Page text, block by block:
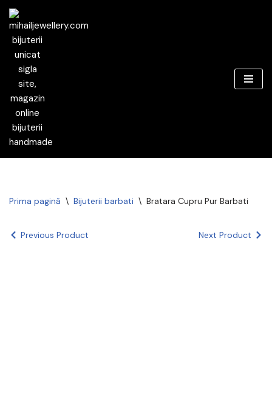
Prima pagină \ Bijuterii barbati \ Bratara Cupru Pur Barbati
Previous Product Next Product